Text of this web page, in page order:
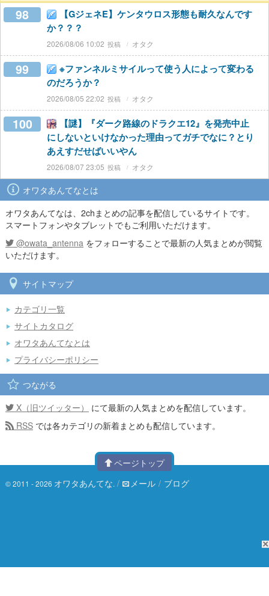
98
【GジェネE】ケンタウロス形態も耐久なんです
か？？？
2026/08/06 10:02 オタク
99
※ファンネルミサイルって使う人によって変わる
のだろうか？
2026/08/05 22:02 オタク
100
【謎】『ダーク路線のドラクエ12』を発売中止
にしないといけなかった理由ってガチでなに？とり
あえすだせばいいやん
2026/08/07 23:05 オタク
オワタあんてなとは
オワタあんてなは、2chまとめの記事を配信しているサイトです。
スマートフォンやタブレットでもご利用いただけます。
@owata_antenna をフォローすることで最新の人気まとめが閲覧
いただけます。
サイトマップ
カテゴリ一覧
サイトカタログ
オワタあんてなとは
プライバシーポリシー
つながる
X（旧ツイッター）
にて最新の人気まとめを配信しています。
RSS では各カテゴリの新着まとめも配信しています。
ページトップ
© 2011 - 2026 オワタあんてな. / メール / ブログ